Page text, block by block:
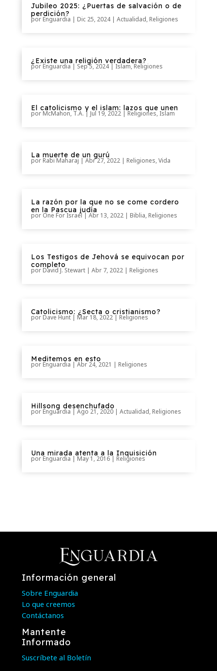
Jubileo 2025: ¿Puertas de salvación o de
perdición?
por Enguardia | Dic 25, 2024| Actualidad, Religiones
¿Existe una religión verdadera?
por Enguardia | Sep 5, 2024| Islam, Religiones
El catolicismo y el islam: lazos que unen
por McMahon, T.A. | Jul 19, 2022| Religiones, Islam
La muerte de un gurú
por Rabi Maharaj | Abr 27, 2022| Religiones,Vida
La razón por la que no se come cordero
en la Pascua judía
por One For Israel | Abr 13, 2022| Biblia, Religiones
Los Testigos de Jehová se equivocan por
completo
por David J. Stewart| Abr 7, 2022| Religiones
Catolicismo: ¿Secta o cristianismo?
por Dave Hunt| Mar 18, 2022| Religiones
Meditemos en esto
por Enguardia | Abr 24, 2021 | Religiones
Hillsong desenchufado
por Enguardia | Ago 21 , 2020| Actualidad, Religiones
Una mirada atenta a la Inquisición
por Enguardia | May 1, 2016| Religiones
Información general
Sobre Enguardia
Lo que creemos
Contáctanos
Mantente
Informado
Suscríbete al Boletín